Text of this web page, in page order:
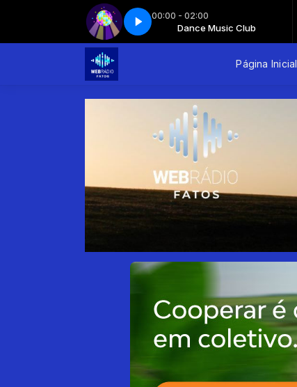
00:00 - 02:00
Dance Music Club Dance Music Club
Dance music club - Parte 4 Dance music club - Parte 4
Página Inicial